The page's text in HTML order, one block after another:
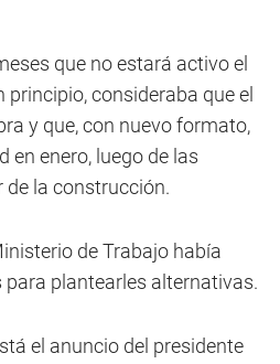
que no estará activo el
principio, consideraba que el
y que, con nuevo formato,
en enero, luego de las
de la construcción.
de Trabajo había
plantearles alternativas.
el anuncio del presidente